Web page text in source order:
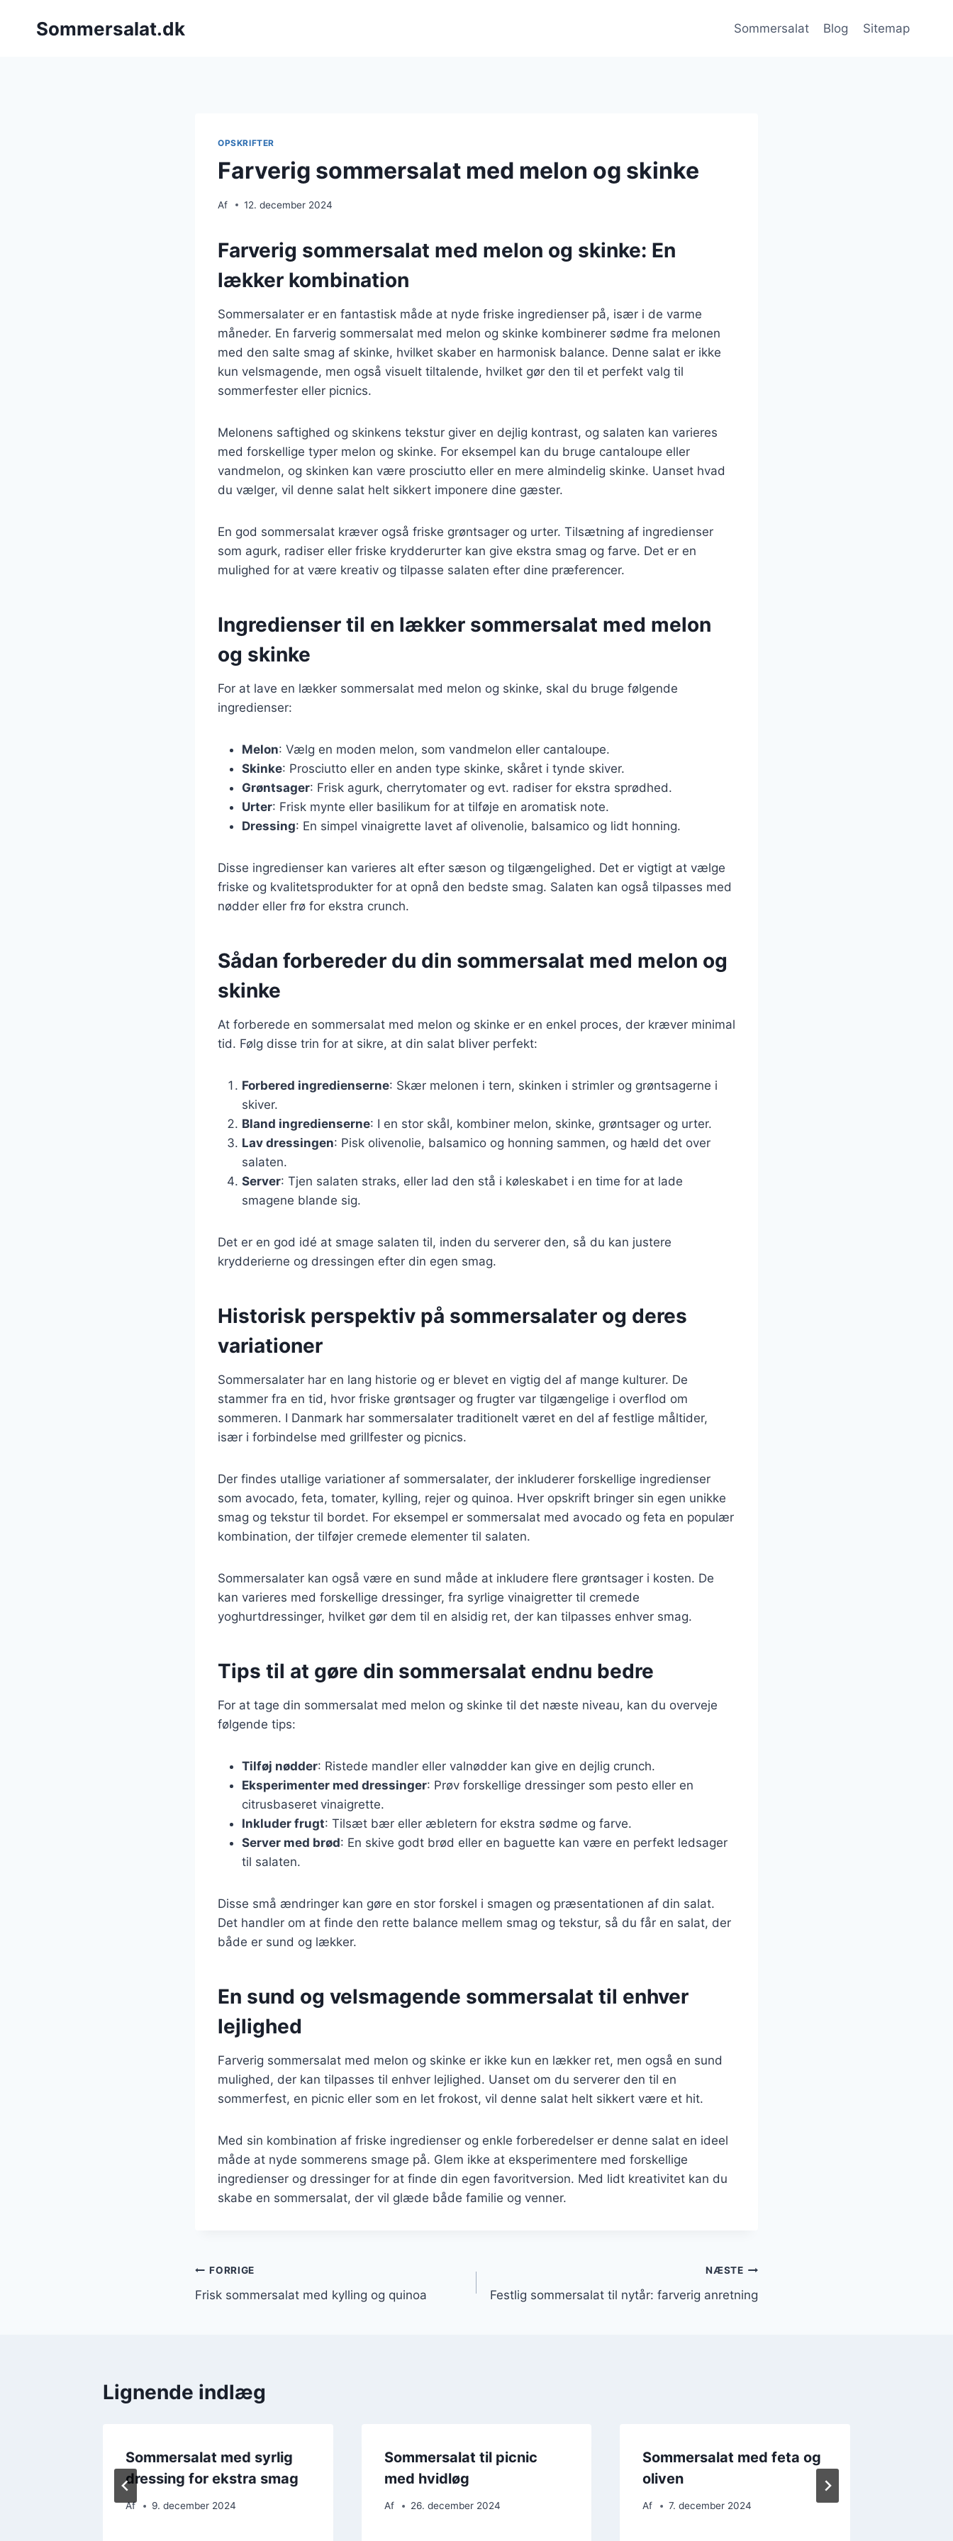
Sommersalat.dk Sommersalat Blog Sitemap
OPSKRIFTER
Farverig sommersalat med melon og skinke
Af 12. december 2024
Farverig sommersalat med melon og skinke: En
lækker kombination
Sommersalater er en fantastisk måde at nyde friske ingredienser på, især i de varme
måneder. En farverig sommersalat med melon og skinke kombinerer sødme fra melonen
med den salte smag af skinke, hvilket skaber en harmonisk balance. Denne salat er ikke
kun velsmagende, men også visuelt tiltalende, hvilket gør den til et perfekt valg til
sommerfester eller picnics.
Melonens saftighed og skinkens tekstur giver en dejlig kontrast, og salaten kan varieres
med forskellige typer melon og skinke. For eksempel kan du bruge cantaloupe eller
vandmelon, og skinken kan være prosciutto eller en mere almindelig skinke. Uanset hvad
du vælger, vil denne salat helt sikkert imponere dine gæster.
En god sommersalat kræver også friske grøntsager og urter. Tilsætning af ingredienser
som agurk, radiser eller friske krydderurter kan give ekstra smag og farve. Det er en
mulighed for at være kreativ og tilpasse salaten efter dine præferencer.
Ingredienser til en lækker sommersalat med melon
og skinke
For at lave en lækker sommersalat med melon og skinke, skal du bruge følgende
ingredienser:
Melon: Vælg en moden melon, som vandmelon eller cantaloupe.
Skinke: Prosciutto eller en anden type skinke, skåret i tynde skiver.
Grøntsager: Frisk agurk, cherrytomater og evt. radiser for ekstra sprødhed.
Urter: Frisk mynte eller basilikum for at tilføje en aromatisk note.
Dressing: En simpel vinaigrette lavet af olivenolie, balsamico og lidt honning.
Disse ingredienser kan varieres alt efter sæson og tilgængelighed. Det er vigtigt at vælge
friske og kvalitetsprodukter for at opnå den bedste smag. Salaten kan også tilpasses med
nødder eller frø for ekstra crunch.
Sådan forbereder du din sommersalat med melon og
skinke
At forberede en sommersalat med melon og skinke er en enkel proces, der kræver minimal
tid. Følg disse trin for at sikre, at din salat bliver perfekt:
Forbered ingredienserne: Skær melonen i tern, skinken i strimler og grøntsagerne i
skiver.
Bland ingredienserne: I en stor skål, kombiner melon, skinke, grøntsager og urter.
Lav dressingen: Pisk olivenolie, balsamico og honning sammen, og hæld det over
salaten.
Server: Tjen salaten straks, eller lad den stå i køleskabet i en time for at lade
smagene blande sig.
Det er en god idé at smage salaten til, inden du serverer den, så du kan justere
krydderierne og dressingen efter din egen smag.
Historisk perspektiv på sommersalater og deres
variationer
Sommersalater har en lang historie og er blevet en vigtig del af mange kulturer. De
stammer fra en tid, hvor friske grøntsager og frugter var tilgængelige i overflod om
sommeren. I Danmark har sommersalater traditionelt været en del af festlige måltider,
især i forbindelse med grillfester og picnics.
Der findes utallige variationer af sommersalater, der inkluderer forskellige ingredienser
som avocado, feta, tomater, kylling, rejer og quinoa. Hver opskrift bringer sin egen unikke
smag og tekstur til bordet. For eksempel er sommersalat med avocado og feta en populær
kombination, der tilføjer cremede elementer til salaten.
Sommersalater kan også være en sund måde at inkludere flere grøntsager i kosten. De
kan varieres med forskellige dressinger, fra syrlige vinaigretter til cremede
yoghurtdressinger, hvilket gør dem til en alsidig ret, der kan tilpasses enhver smag.
Tips til at gøre din sommersalat endnu bedre
For at tage din sommersalat med melon og skinke til det næste niveau, kan du overveje
følgende tips:
Tilføj nødder: Ristede mandler eller valnødder kan give en dejlig crunch.
Eksperimenter med dressinger: Prøv forskellige dressinger som pesto eller en
citrusbaseret vinaigrette.
Inkluder frugt: Tilsæt bær eller æbletern for ekstra sødme og farve.
Server med brød: En skive godt brød eller en baguette kan være en perfekt ledsager
til salaten.
Disse små ændringer kan gøre en stor forskel i smagen og præsentationen af din salat.
Det handler om at finde den rette balance mellem smag og tekstur, så du får en salat, der
både er sund og lækker.
En sund og velsmagende sommersalat til enhver
lejlighed
Farverig sommersalat med melon og skinke er ikke kun en lækker ret, men også en sund
mulighed, der kan tilpasses til enhver lejlighed. Uanset om du serverer den til en
sommerfest, en picnic eller som en let frokost, vil denne salat helt sikkert være et hit.
Med sin kombination af friske ingredienser og enkle forberedelser er denne salat en ideel
måde at nyde sommerens smage på. Glem ikke at eksperimentere med forskellige
ingredienser og dressinger for at finde din egen favoritversion. Med lidt kreativitet kan du
skabe en sommersalat, der vil glæde både familie og venner.
Indlægsnavigation
FORRIGE
Frisk sommersalat med kylling og quinoa
NÆSTE
Festlig sommersalat til nytår: farverig anretning
Lignende indlæg
Sommersalat med syrlig
dressing for ekstra smag
Af 9. december 2024
Sommersalat til picnic
med hvidløg
Af 26. december 2024
Sommersalat med feta og
oliven
Af 7. december 2024